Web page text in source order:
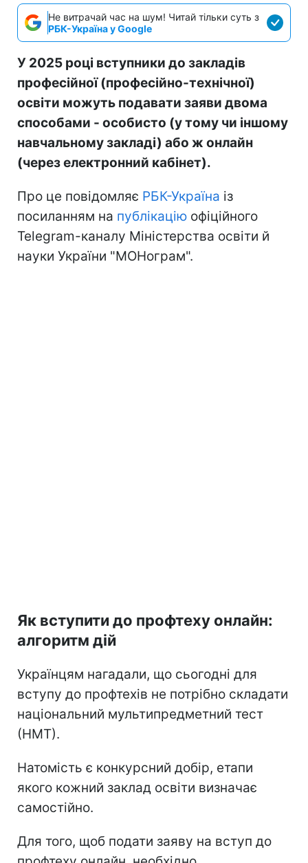
Не витрачай час на шум! Читай тільки суть з
РБК-Україна у Google
У 2025 році вступники до закладів
професійної (професійно-технічної)
освіти можуть подавати заяви двома
способами - особисто (у тому чи іншому
навчальному закладі) або ж онлайн
(через електронний кабінет).
Про це повідомляє РБК-Україна із
посиланням на публікацію офіційного
Telegram-каналу Міністерства освіти й
науки України "МОНограм".
Як вступити до профтеху онлайн:
алгоритм дій
Українцям нагадали, що сьогодні для
вступу до профтехів не потрібно складати
національний мультипредметний тест
(НМТ).
Натомість є конкурсний добір, етапи
якого кожний заклад освіти визначає
самостійно.
Для того, щоб подати заяву на вступ до